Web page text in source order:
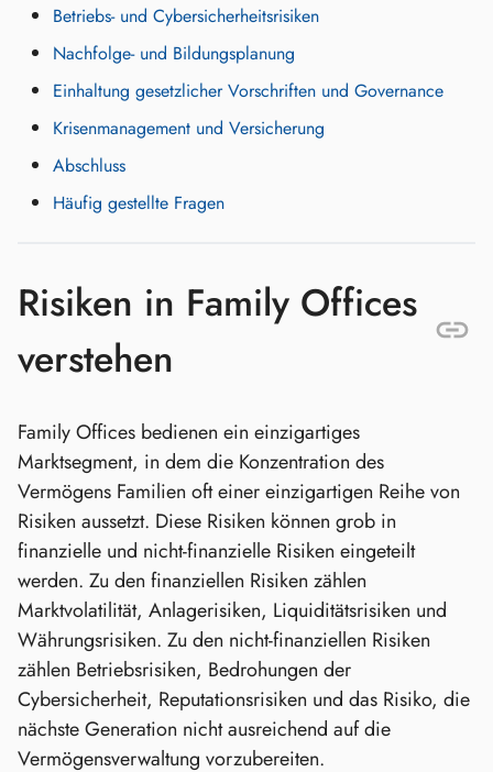
Betriebs- und Cybersicherheitsrisiken
Nachfolge- und Bildungsplanung
Einhaltung gesetzlicher Vorschriften und Governance
Krisenmanagement und Versicherung
Abschluss
Häufig gestellte Fragen
Risiken in Family Offices
verstehen
Family Offices bedienen ein einzigartiges
Marktsegment, in dem die Konzentration des
Vermögens Familien oft einer einzigartigen Reihe von
Risiken aussetzt. Diese Risiken können grob in
finanzielle und nicht-finanzielle Risiken eingeteilt
werden. Zu den finanziellen Risiken zählen
Marktvolatilität, Anlagerisiken, Liquiditätsrisiken und
Währungsrisiken. Zu den nicht-finanziellen Risiken
zählen Betriebsrisiken, Bedrohungen der
Cybersicherheit, Reputationsrisiken und das Risiko, die
nächste Generation nicht ausreichend auf die
Vermögensverwaltung vorzubereiten.